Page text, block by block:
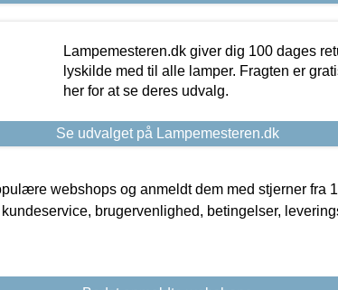
Lampemesteren.dk giver dig 100 dages
lyskilde med til alle lamper. Fragten er
her for at se deres udvalg.
Se udvalget på Lampemesteren.dk
webshops og anmeldt dem med stjerner fra
brugervenlighed, betingelser,